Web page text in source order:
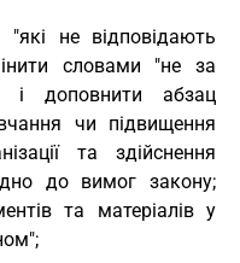
не відповідають
словами "не за
і доповнити абзац
чи підвищення
та здійснення
до вимог закону;
та матеріалів у